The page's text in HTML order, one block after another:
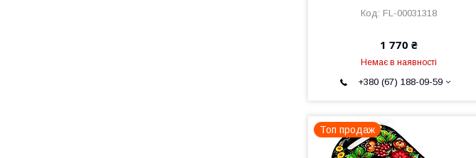
FL-00031318
1 770 ₴
Немає в наявності
+380 (67) 188-09-59
Топ продаж